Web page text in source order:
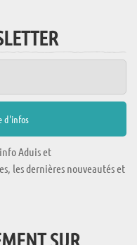
Aduis et
les dernières nouveautés et
SUR